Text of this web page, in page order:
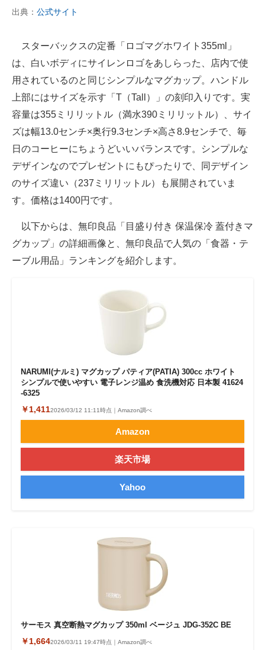
出典： 公式サイト
スターバックスの定番「ロゴマグホワイト355ml」
は、白いボディにサイレンロゴをあしらった、店内で使
用されているのと同じシンプルなマグカップ。ハンドル
上部にはサイズを示す「T（Tall）」の刻印入りです。実
容量は355ミリリットル（満水390ミリリットル）、サイ
ズは幅13.0センチ×奥行9.3センチ×高さ8.9センチで、毎
日のコーヒーにちょうどいいバランスです。シンプルな
デザインなのでプレゼントにもぴったりで、同デザイン
のサイズ違い（237ミリリットル）も展開されていま
す。価格は1400円です。
以下からは、無印良品「目盛り付き 保温保冷 蓋付きマ
グカップ」の詳細画像と、無印良品で人気の「食器・テ
ーブル用品」ランキングを紹介します。
NARUMI(ナルミ) マグカップ パティア(PATIA) 300cc ホワイト
シンプルで使いやすい 電子レンジ温め 食洗機対応 日本製 41624
-6325
￥1,4112026/03/12 11:11時点｜Amazon調べ
Amazon
楽天市場
Yahoo
サーモス 真空断熱マグカップ 350ml ベージュ JDG-352C BE
￥1,6642026/03/11 19:47時点｜Amazon調べ